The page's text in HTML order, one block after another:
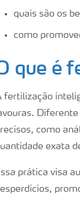
quais são os
como
que é
fertilização
como
exata
prática visa